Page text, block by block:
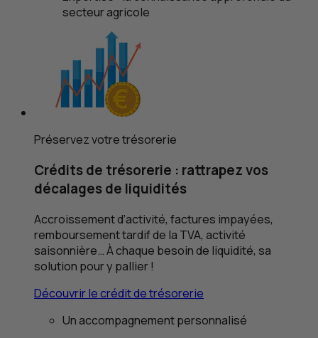
secteur agricole
Préservez votre trésorerie
Crédits de trésorerie : rattrapez vos
décalages de liquidités
Accroissement d’activité, factures impayées,
remboursement tardif de la TVA, activité
saisonnière… À chaque besoin de liquidité, sa
solution pour y pallier !
Découvrir le crédit de trésorerie
Un accompagnement personnalisé